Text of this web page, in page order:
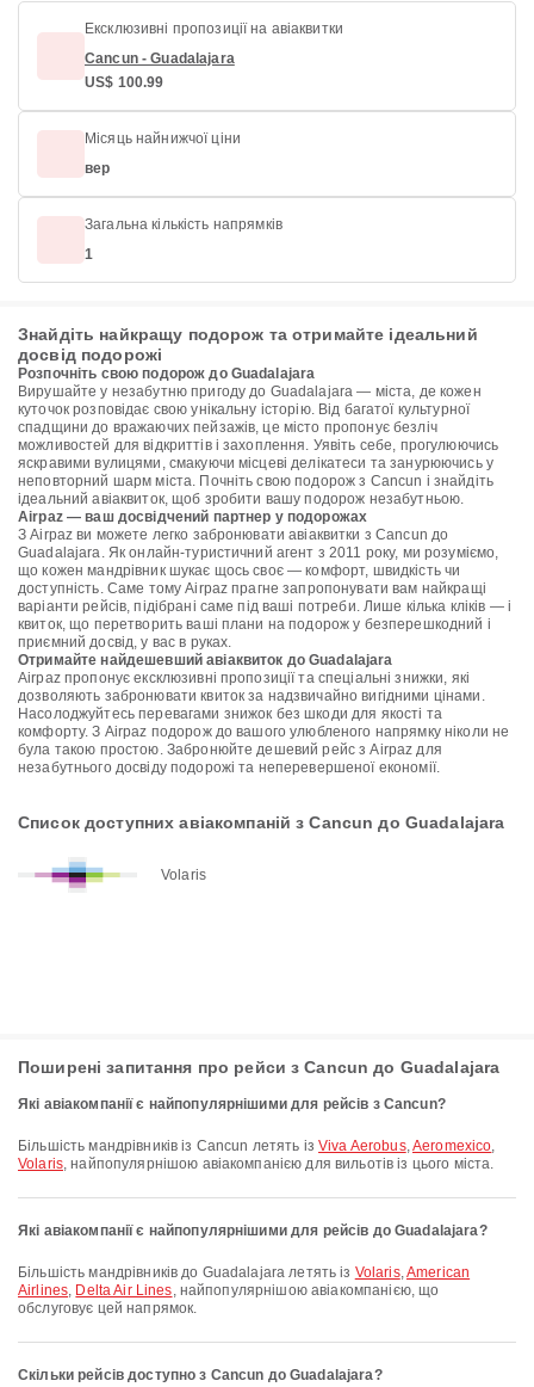
Ексклюзивні пропозиції на авіаквитки
Cancun - Guadalajara
US$ 100.99
Місяць найнижчої ціни
вер
Загальна кількість напрямків
1
Знайдіть найкращу подорож та отримайте ідеальний
досвід подорожі
Розпочніть свою подорож до Guadalajara
Вирушайте у незабутню пригоду до Guadalajara — міста, де кожен
куточок розповідає свою унікальну історію. Від багатої культурної
спадщини до вражаючих пейзажів, це місто пропонує безліч
можливостей для відкриттів і захоплення. Уявіть себе, прогулюючись
яскравими вулицями, смакуючи місцеві делікатеси та занурюючись у
неповторний шарм міста. Почніть свою подорож з Cancun і знайдіть
ідеальний авіаквиток, щоб зробити вашу подорож незабутньою.
Airpaz — ваш досвідчений партнер у подорожах
З Airpaz ви можете легко забронювати авіаквитки з Cancun до
Guadalajara. Як онлайн-туристичний агент з 2011 року, ми розуміємо,
що кожен мандрівник шукає щось своє — комфорт, швидкість чи
доступність. Саме тому Airpaz прагне запропонувати вам найкращі
варіанти рейсів, підібрані саме під ваші потреби. Лише кілька кліків — і
квиток, що перетворить ваші плани на подорож у безперешкодний і
приємний досвід, у вас в руках.
Отримайте найдешевший авіаквиток до Guadalajara
Airpaz пропонує ексклюзивні пропозиції та спеціальні знижки, які
дозволяють забронювати квиток за надзвичайно вигідними цінами.
Насолоджуйтесь перевагами знижок без шкоди для якості та
комфорту. З Airpaz подорож до вашого улюбленого напрямку ніколи не
була такою простою. Забронюйте дешевий рейс з Airpaz для
незабутнього досвіду подорожі та неперевершеної економії.
Список доступних авіакомпаній з Cancun до Guadalajara
Volaris
Поширені запитання про рейси з Cancun до Guadalajara
Які авіакомпанії є найпопулярнішими для рейсів з Cancun?
Більшість мандрівників із Cancun летять ізViva Aerobus,Aeromexico,
Volaris, найпопулярнішою авіакомпанією для вильотів із цього міста.
Які авіакомпанії є найпопулярнішими для рейсів до Guadalajara?
Більшість мандрівників до Guadalajara летять із Volaris,American
Airlines, Delta Air Lines, найпопулярнішою авіакомпанією, що
обслуговує цей напрямок.
Скільки рейсів доступно з Cancun до Guadalajara?